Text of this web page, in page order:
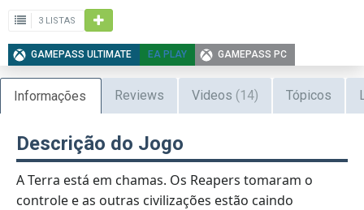
3 LISTAS
GAMEPASS ULTIMATE EA PLAY GAMEPASS PC
Informações Reviews Videos (14) Tópicos
Descrição do Jogo
A Terra está em chamas. Os Reapers tomaram o
controle e as outras civilizações estão caindo